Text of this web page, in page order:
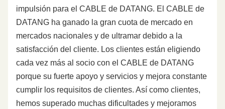
impulsión para el CABLE de DATANG. El CABLE de
DATANG ha ganado la gran cuota de mercado en
mercados nacionales y de ultramar debido a la
satisfacción del cliente. Los clientes están eligiendo
cada vez más al socio con el CABLE de DATANG
porque su fuerte apoyo y servicios y mejora constante
cumplir los requisitos de clientes. Así como clientes,
hemos superado muchas dificultades y mejoramos